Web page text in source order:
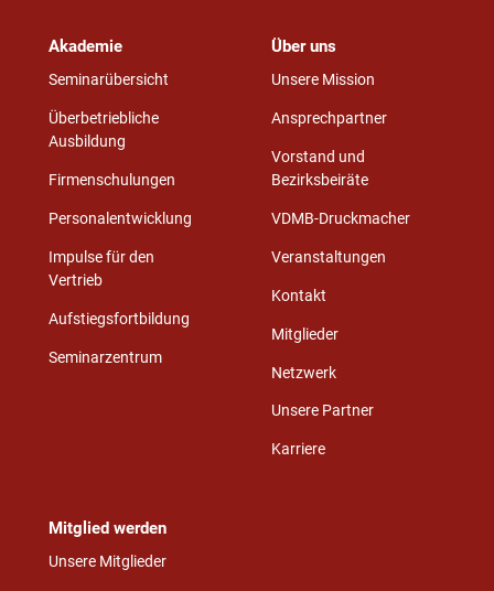
Akademie
Seminarübersicht
Überbetriebliche
Ausbildung
Firmenschulungen
Personalentwicklung
Impulse für den
Vertrieb
Aufstiegsfortbildung
Seminarzentrum
Über uns
Unsere Mission
Ansprechpartner
Vorstand und
Bezirksbeiräte
VDMB-Druckmacher
Veranstaltungen
Kontakt
Mitglieder
Netzwerk
Unsere Partner
Karriere
Mitglied werden
Unsere Mitglieder